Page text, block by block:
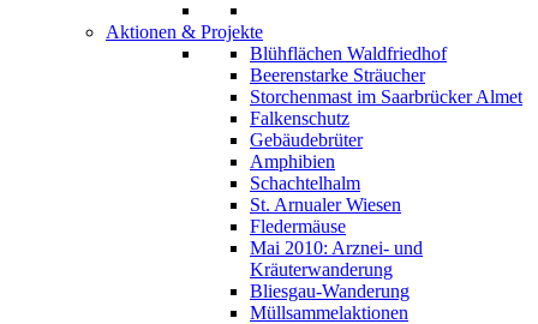
Aktionen & Projekte
Blühflächen Waldfriedhof
Beerenstarke Sträucher
Storchenmast im Saarbrücker Almet
Falkenschutz
Gebäudebrüter
Amphibien
Schachtelhalm
St. Arnualer Wiesen
Fledermäuse
Mai 2010: Arznei- und
Kräuterwanderung
Bliesgau-Wanderung
Müllsammelaktionen